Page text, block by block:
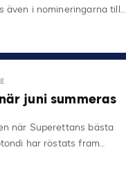
även i nomineringarna till…
juni summeras
när Superettans bästa
har röstats fram…